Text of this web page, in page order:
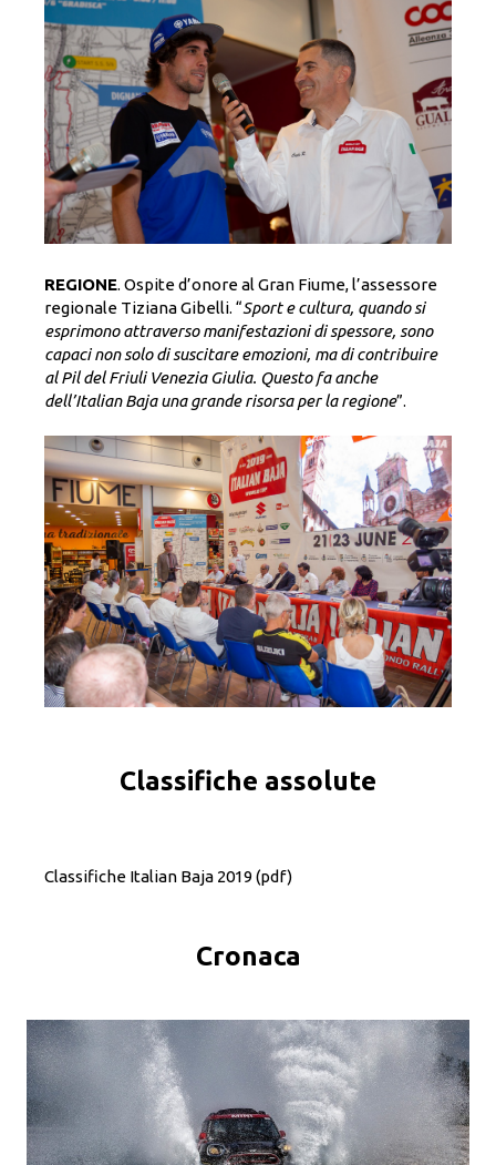
REGIONE. Ospite d’onore al Gran Fiume, l’assessore
regionale Tiziana Gibelli. “Sport e cultura, quando si
esprimono attraverso manifestazioni di spessore, sono
capaci non solo di suscitare emozioni, ma di contribuire
al Pil del Friuli Venezia Giulia. Questo fa anche
dell’Italian Baja una grande risorsa per la regione”.
Classifiche assolute
Classifiche Italian Baja 2019(pdf)
Cronaca